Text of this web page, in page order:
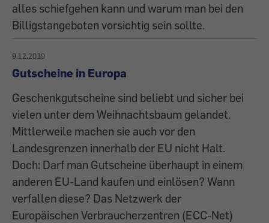
alles schiefgehen kann und warum man bei den
Billigstangeboten vorsichtig sein sollte.
9.12.2019
Gutscheine in Europa
Geschenkgutscheine sind beliebt und sicher bei
vielen unter dem Weihnachtsbaum gelandet.
Mittlerweile machen sie auch vor den
Landesgrenzen innerhalb der EU nicht Halt.
Doch: Darf man Gutscheine überhaupt in einem
anderen EU-Land kaufen und einlösen? Wann
verfallen diese? Das Netzwerk der
Europäischen Verbraucherzentren (ECC-Net)